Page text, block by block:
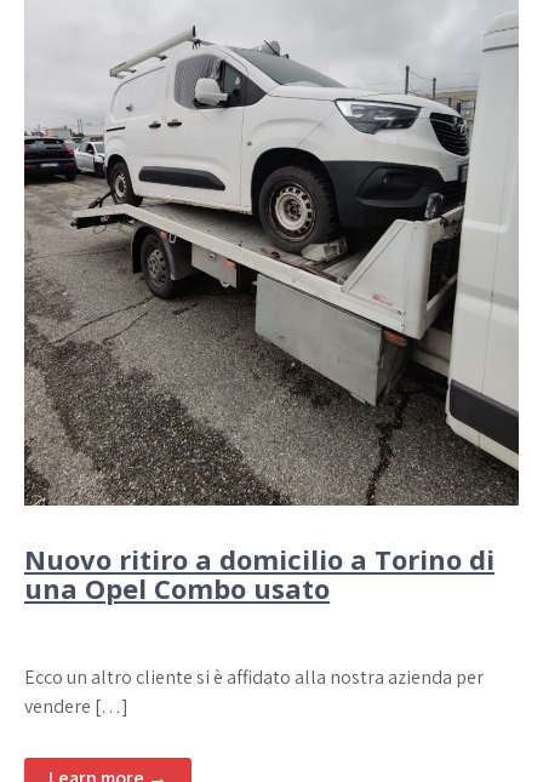
Nuovo ritiro a domicilio a Torino di
una Opel Combo usato
Ecco un altro cliente si è affidato alla nostra azienda per
vendere […]